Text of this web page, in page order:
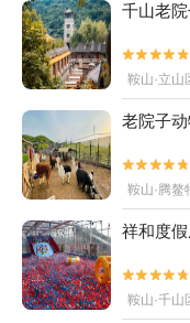
千山老


鞍山·立山
老院子


鞍山·腾鳌
祥和度


鞍山·千山